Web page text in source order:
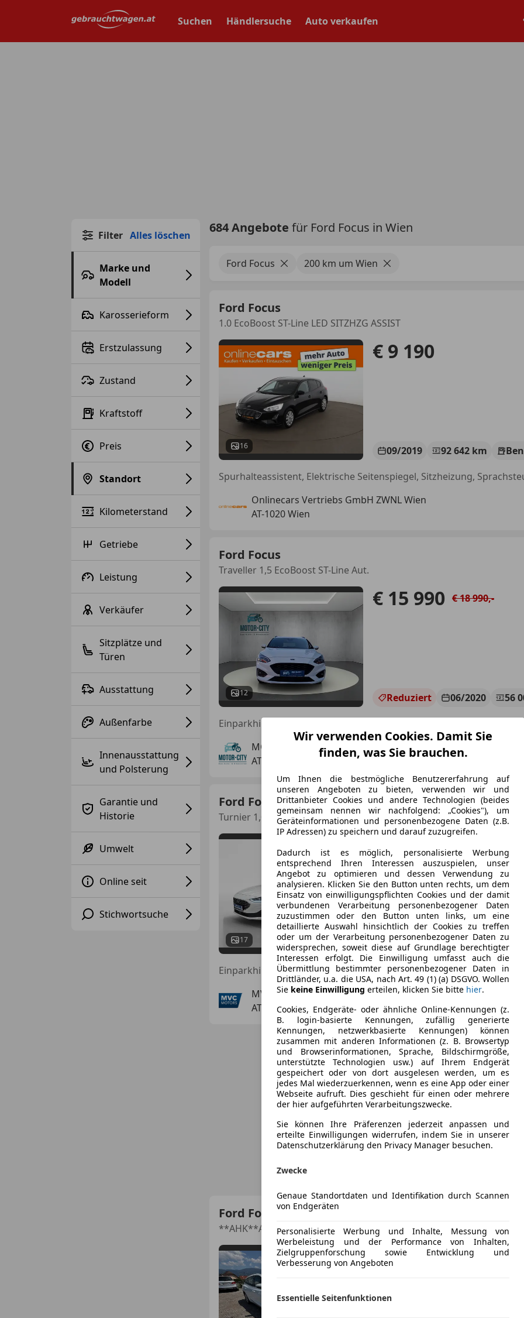
Suchen Händlersuche Auto verkaufen
Filter Alles löschen
Marke und
Modell
Karosserieform
Erstzulassung
Zustand
Kraftstoff
Preis
Standort
Kilometerstand
Getriebe
Leistung
Verkäufer
Sitzplätze und
Türen
Ausstattung
Außenfarbe
Innenausstattung
und Polsterung
Garantie und
Historie
Umwelt
Online seit
Stichwortsuche
684 Angebote für Ford Focus in Wien
Ford Focus 200 km um Wien
Ford Focus
1.0 EcoBoost ST-Line LED SITZHZG ASSIST
16
€ 9 190
09/2019 92 642 km
Onlinecars Vertriebs GmbH ZWNL Wien
AT-1020 Wien
Ford Focus
Traveller 1,5 EcoBoost ST-Line Aut.
12
€ 15 990 € 18 990,-
Reduziert 06/2020 56
MOTOR-CITY
AT-1110 Wien
Ford Focus
Turnier 1,0 EcoBoost Hybrid Titanium
17
€ 19 900
05/2024 21 114 km
MVC MOTORS | WIEN NORD
AT-1210 Wien
Ford Focus
**AHK**ACC**
€ 9 990
Wir verwenden Cookies. Damit Sie
finden, was Sie brauchen.
Um Ihnen die bestmögliche Benutzererfahrung auf
unseren Angeboten zu bieten, verwenden wir und
Drittanbieter Cookies und andere Technologien (beides
gemeinsam nennen wir nachfolgend: „Cookies"), um
Geräteinformationen und personenbezogene Daten (z.B.
IP Adressen) zu speichern und darauf zuzugreifen.
Dadurch ist es möglich, personalisierte Werbung
entsprechend Ihren Interessen auszuspielen, unser
Angebot zu optimieren und dessen Verwendung zu
analysieren. Klicken Sie den Button unten rechts, um dem
Einsatz von einwilligungspflichten Cookies und der damit
verbundenen Verarbeitung personenbezogener Daten
zuzustimmen oder den Button unten links, um eine
detaillierte Auswahl hinsichtlich der Cookies zu treffen
oder um der Verarbeitung personenbezogener Daten zu
widersprechen, soweit diese auf Grundlage berechtigter
Interessen erfolgt. Die Einwilligung umfasst auch die
Übermittlung bestimmter personenbezogener Daten in
Drittländer, u.a. die USA, nach Art. 49 (1) (a) DSGVO. Wollen
Sie keine Einwilligung erteilen, klicken Sie bitte hier.
Cookies, Endgeräte- oder ähnliche Online-Kennungen (z.
B. login-basierte Kennungen, zufällig generierte
Kennungen, netzwerkbasierte Kennungen) können
zusammen mit anderen Informationen (z. B. Browsertyp
und Browserinformationen, Sprache, Bildschirmgröße,
unterstützte Technologien usw.) auf Ihrem Endgerät
gespeichert oder von dort ausgelesen werden, um es
jedes Mal wiederzuerkennen, wenn es eine App oder einer
Webseite aufruft. Dies geschieht für einen oder mehrere
der hier aufgeführten Verarbeitungszwecke.
Sie können Ihre Präferenzen jederzeit anpassen und
erteilte Einwilligungen widerrufen, indem Sie in unserer
Datenschutzerklärung den Privacy Manager besuchen.
Zwecke
Genaue Standortdaten und Identifikation durch Scannen
von Endgeräten
Personalisierte Werbung und Inhalte, Messung von
Werbeleistung und der Performance von Inhalten,
Zielgruppenforschung sowie Entwicklung und
Verbesserung von Angeboten
Essentielle Seitenfunktionen